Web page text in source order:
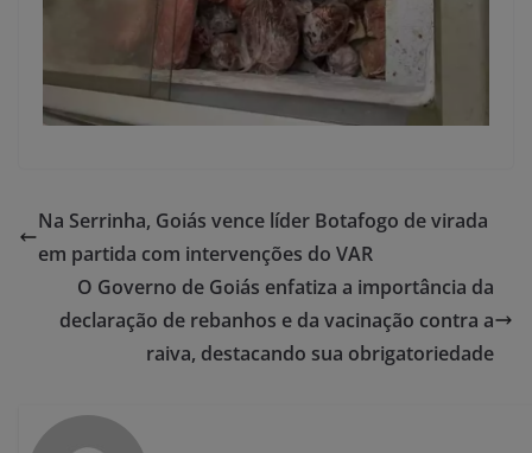
Na Serrinha, Goiás vence líder Botafogo de virada
em partida com intervenções do VAR
O Governo de Goiás enfatiza a importância da
declaração de rebanhos e da vacinação contra a
raiva, destacando sua obrigatoriedade